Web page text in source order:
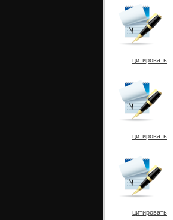
цитировать
цитировать
цитировать